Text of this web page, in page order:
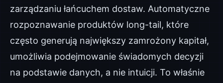
zarządzaniu łańcuchem dostaw. Automatyczne
rozpoznawanie produktów long-tail, które
często generują największy zamrożony kapitał,
umożliwia podejmowanie świadomych decyzji
na podstawie danych, a nie intuicji. To właśnie